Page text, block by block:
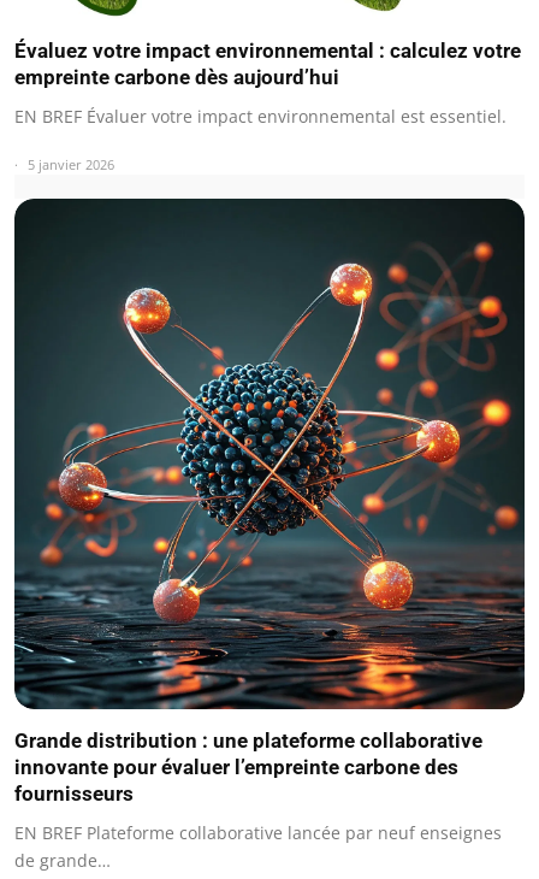
Évaluez votre impact environnemental : calculez votre
empreinte carbone dès aujourd’hui
EN BREF Évaluer votre impact environnemental est essentiel.
5 janvier 2026
Grande distribution : une plateforme collaborative
innovante pour évaluer l’empreinte carbone des
fournisseurs
EN BREF Plateforme collaborative lancée par neuf enseignes
de grande…